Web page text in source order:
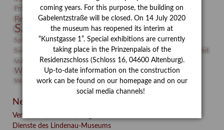
Provenienz
Provenienzforschung
Restaurierung Restitution Rudi Lesser Ruth Wolf-Rehfeld
Sammlung Samstagszeichner Skulptur
Sonderausstellung
Sphinx
studio Studio Bildende Kunst
studioDIGITAL
Suermondt-Ludwig-Museum
Vermittlung Video
Videokunst
Volontariat
Walter Rheiner Weihnachten Werefkin
Werkbetrachtung Winter Wissenschaft
Wolf and Dog
Wolf und Hund
Zirkuswoche
Neueste Beiträge
Verschenkt, verkauft, vergessen? – Kunstdetektivinnen im
Dienste des Lindenau-Museums
coming years. For this purpose, the building on
Gabelentzstraße will be closed. On 14 July 2020
the museum has reopened its interim at
“Kunstgasse 1”. Special exhibitions are currently
taking place in the Prinzenpalais of the
Residenzschloss (Schloss 16, 04600 Altenburg).
Up-to-date information on the construction
work can be found on our homepage and on our
social media channels!